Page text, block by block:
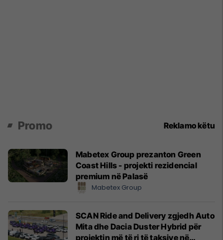
Promo Reklamo këtu
Mabetex Group prezanton Green
Coast Hills - projekti rezidencial
premium në Palasë
Mabetex Group
SCAN Ride and Delivery zgjedh Auto
Mita dhe Dacia Duster Hybrid për
projektin më të ri të taksive në